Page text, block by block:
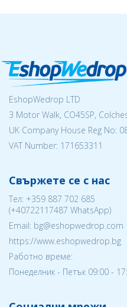
EshopWedrop LTD
3 Motor Walk, CO45SP,
UK Company House Reg No:
VAT Number: 171653311
Свържете се с нас
Тел: +359 887 702 685
(+40722117487 WhatsApp)
Email: bg@eshopwedrop.com
https://www.eshopwedrop.bg
Работно време:
Понеделник - Петък 09:00 -